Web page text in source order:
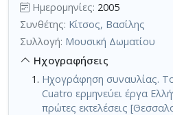
Ημερομηνίες: 2005
Συνθέτης: Κίτσος, Βασίλης
Συλλογή: Μουσική Δωματίου
Ηχογραφήσεις
Ηχογράφηση συναυλίας.
Cuatro ερμηνεύει έργα
πρώτες εκτελέσεις